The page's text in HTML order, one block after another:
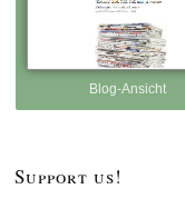
Blog-Ansicht
Support us!